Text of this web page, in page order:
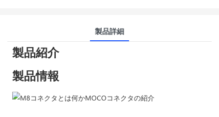
製品詳細
製品紹介
製品情報